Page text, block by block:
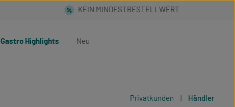
Gastro Highlights Neu
Privatkunden | Händler